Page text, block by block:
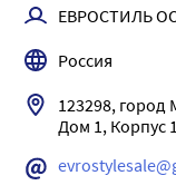
сбалансированная
обеспечивает
веществами и
восстановлению.
Внешний вид и
быстро
Сыворотка
ЕВРОСТИЛЬ
Россия
123298,
Дом 1,